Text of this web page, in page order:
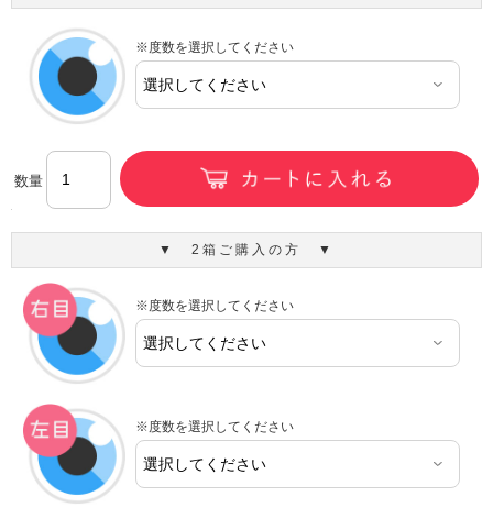
※度数を選択してください
数量
▼ 2箱ご購入の方 ▼
※度数を選択してください
※度数を選択してください